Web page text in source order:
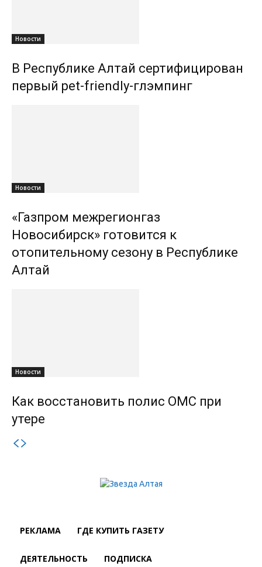
Новости
В Республике Алтай сертифицирован
первый pet-friendly-глэмпинг
Новости
«Газпром межрегионгаз
Новосибирск» готовится к
отопительному сезону в Республике
Алтай
Новости
Как восстановить полис ОМС при
утере
РЕКЛАМА ГДЕ КУПИТЬ ГАЗЕТУ
ДЕЯТЕЛЬНОСТЬ ПОДПИСКА